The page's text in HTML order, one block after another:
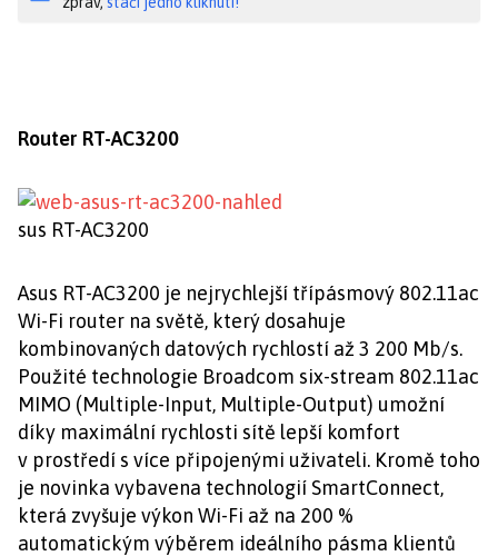
Router RT-AC3200
sus RT-AC3200
Asus RT-AC3200 je nejrychlejší třípásmový 802.11ac
Wi-Fi router na světě, který dosahuje
kombinovaných datových rychlostí až 3 200 Mb/s.
Použité technologie Broadcom six-stream 802.11ac
MIMO (Multiple-Input, Multiple-Output) umožní
díky maximální rychlosti sítě lepší komfort
v prostředí s více připojenými uživateli. Kromě toho
je novinka vybavena technologií SmartConnect,
která zvyšuje výkon Wi-Fi až na 200 %
automatickým výběrem ideálního pásma klientů